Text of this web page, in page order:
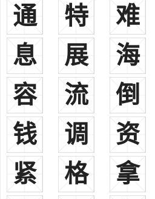
高欢南北朝，北魏大丞相渤海王北
高澄南北朝，高欢长子，继高欢掌
整顿吏治。平侯景叛乱，吞并两淮，收
高敖曹南北朝，高欢麾下勇将官至
侯。
高洋南北朝，执掌东魏政权多年的
齐共历六帝，执政二十八年。
高长恭南北朝，北齐大将，北魏大
雄风流大丞相高欢之孙。是北齐世宗文
王。中国古代四大俊男之一。
高颎隋朝，宰相，齐国公尚书左仆
高孝基隋朝，吏部侍郎
通
特 难
息
展 海
容
流 倒
钱
调 资
紧
格 拿